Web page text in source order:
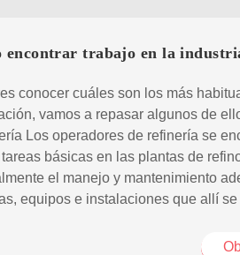
encontrar trabajo en la
conocer cuáles son los más
vamos a repasar algunos de
Los operadores de refinería se
básicas en las plantas de
el manejo y mantenimiento
equipos e instalaciones que allí se